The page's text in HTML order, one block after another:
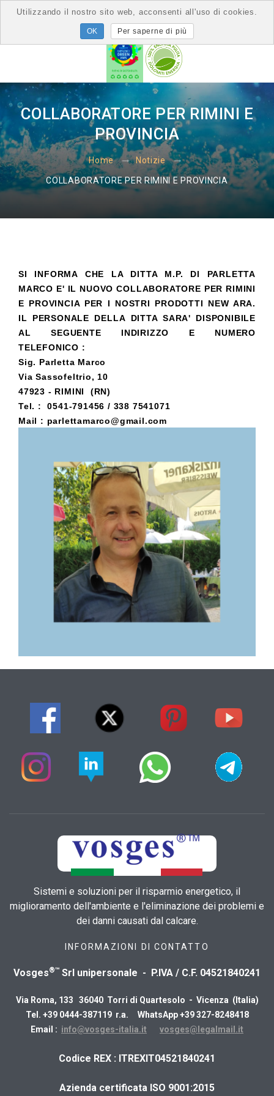
COLLABORATORE PER RIMINI E
PROVINCIA
Home Notizie
COLLABORATORE PER RIMINI E PROVINCIA
SI INFORMA CHE LA DITTA M.P. DI PARLETTA
MARCO E' IL NUOVO COLLABORATORE PER RIMINI
E PROVINCIA PER I NOSTRI PRODOTTI NEW ARA.
IL PERSONALE DELLA DITTA SARA' DISPONIBILE
AL SEGUENTE INDIRIZZO E NUMERO
TELEFONICO :
Sig. Parletta Marco
Via Sassofeltrio, 10
47923 - RIMINI (RN)
Tel. : 0541-791456 / 338 7541071
Mail : parlettamarco@gmail.com
Sistemi e soluzioni per il risparmio energetico, il
miglioramento dell'ambiente e l'eliminazione dei problemi e
dei danni causati dal calcare.
INFORMAZIONI DI CONTATTO
Vosges®™ Srl unipersonale - P.IVA / C.F. 04521840241
Via Roma, 133 36040 Torri di Quartesolo - Vicenza (Italia)
Tel. +39 0444-387119 r.a. WhatsApp +39 327-8248418
Email : info@vosges-italia.it vosges@legalmail.it
​Codice REX : ITREXIT04521840241
Azienda certificata ISO 9001:2015
Utilizzando il nostro sito web, acconsenti all'uso di cookies.
Per saperne di più